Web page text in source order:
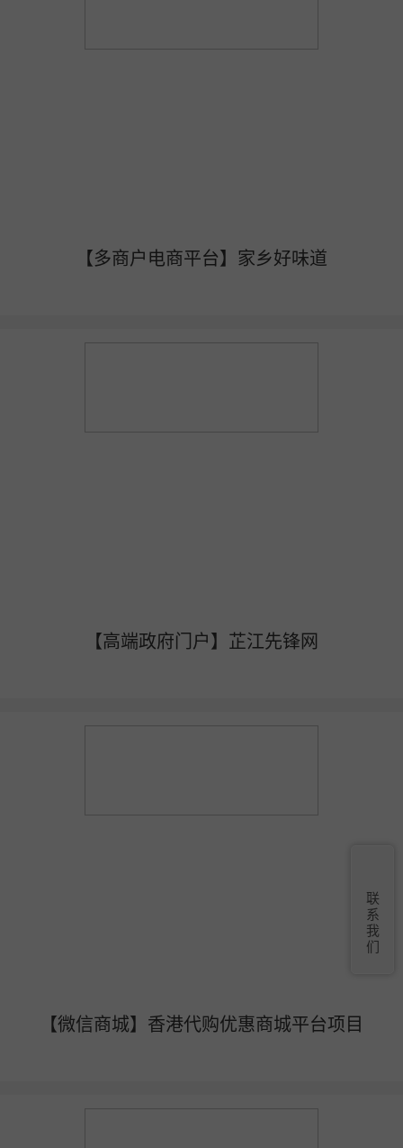
【多商户电商平台】家乡好味道
【高端政府门户】芷江先锋网
【微信商城】香港代购优惠商城平台项目
联
系
我
们